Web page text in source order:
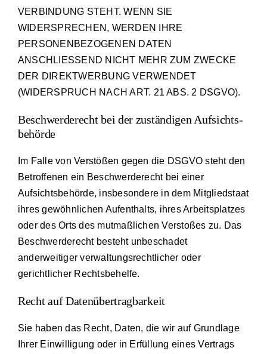
VERBINDUNG STEHT. WENN SIE
WIDERSPRECHEN, WERDEN IHRE
PERSONENBEZOGENEN DATEN
ANSCHLIESSEND NICHT MEHR ZUM ZWECKE
DER DIREKTWERBUNG VERWENDET
(WIDERSPRUCH NACH ART. 21 ABS. 2 DSGVO).
Beschwerde­recht bei der zuständigen Aufsichts­
behörde
Im Falle von Verstößen gegen die DSGVO steht den
Betroffenen ein Beschwerderecht bei einer
Aufsichtsbehörde, insbesondere in dem Mitgliedstaat
ihres gewöhnlichen Aufenthalts, ihres Arbeitsplatzes
oder des Orts des mutmaßlichen Verstoßes zu. Das
Beschwerderecht besteht unbeschadet
anderweitiger verwaltungsrechtlicher oder
gerichtlicher Rechtsbehelfe.
Recht auf Daten­übertrag­barkeit
Sie haben das Recht, Daten, die wir auf Grundlage
Ihrer Einwilligung oder in Erfüllung eines Vertrags